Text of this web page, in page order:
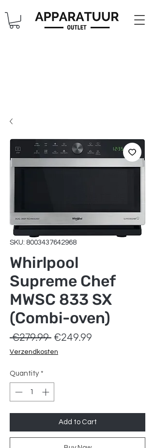
SKU: 8003437642968
Whirlpool
Supreme Chef
MWSC 833 SX
(Combi-oven)
€279.99 Regular
Price
€249.99
Verzendkosten
Quantity *
Add to Cart